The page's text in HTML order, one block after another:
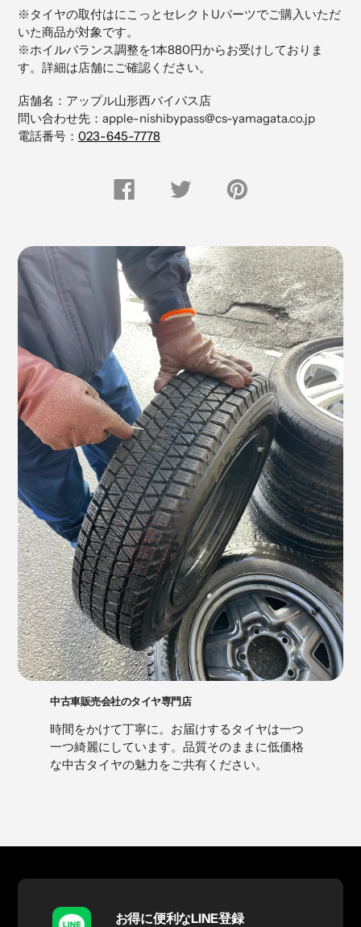
品
を
追
加
す
る
※タイヤの取付はにこっとセレクトUパーツでご購入いただ
いた商品が対象です。
※ホイルバランス調整を1本880円からお受けしておりま
す。詳細は店舗にご確認ください。
店舗名：アップル山形西バイパス店
問い合わせ先：apple-nishibypass@cs-yamagata.co.jp
電話番号： 023-645-7778
FACEBOOK
で
Twitter
Pinterest
に
す
る
中古車販売会社のタイヤ専門店
時間をかけて丁寧に。お届けするタイヤは一つ
一つ綺麗にしています。品質そのままに低価格
な中古タイヤの魅力をご共有ください。
お得に便利なLINE登録